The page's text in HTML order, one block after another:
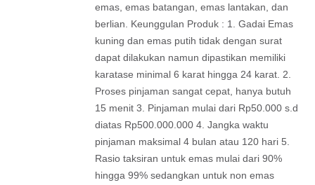
emas, emas batangan, emas lantakan, dan
berlian. Keunggulan Produk : 1. Gadai Emas
kuning dan emas putih tidak dengan surat
dapat dilakukan namun dipastikan memiliki
karatase minimal 6 karat hingga 24 karat. 2.
Proses pinjaman sangat cepat, hanya butuh
15 menit 3. Pinjaman mulai dari Rp50.000 s.d
diatas Rp500.000.000 4. Jangka waktu
pinjaman maksimal 4 bulan atau 120 hari 5.
Rasio taksiran untuk emas mulai dari 90%
hingga 99% sedangkan untuk non emas